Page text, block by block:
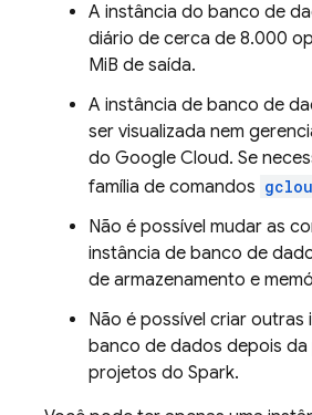
A instância do banco de
diário de cerca de 8.000
MiB de saída.
A instância de banco de
ser visualizada nem
do Google Cloud. Se
família de comandos
Não é possível mudar as
instância de banco de
de armazenamento e
Não é possível criar outras
banco de dados depois da
projetos do Spark.